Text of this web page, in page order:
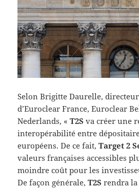
Selon Brigitte Daurelle,
d’Euroclear France, Euroclear
Nederlands, «T2S va créer une
interopérabilité entre
européens. De ce fait,Target 2
valeurs françaises accessibles
moindre coût pour les
De façon générale,T2S rendra